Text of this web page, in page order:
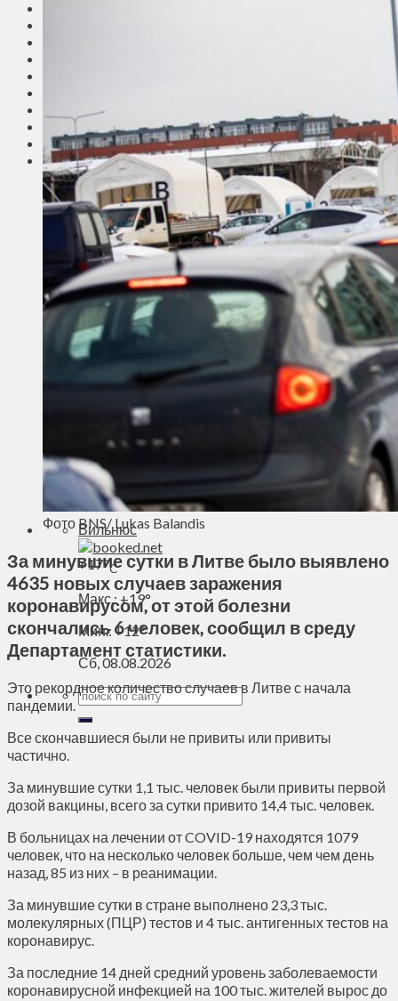
Сейм Литвы
Культура
Больше
Фоторепортаж
Туризм
ЛК рекомендует
Сеньорам
Образование
Здравоохранение
Экология
Происшествия
Приграничье
Деньги
Визиты
Выборы
Агроновости
Едим дома
Ищу семью
Духовное пространство
Спорт
Технологии
Энергетика
Вильнюс
+17°C
Макс.:+19°
Мин.: +12°
Сб, 08.08.2026
Фото BNS/ Lukas Balandis
За минувшие сутки в Литве было выявлено
4635 новых случаев заражения
коронавирусом, от этой болезни
скончались 6 человек, сообщил в среду
Департамент статистики.
Это рекордное количество случаев в Литве с начала
пандемии.
Все скончавшиеся были не привиты или привиты
частично.
За минувшие сутки 1,1 тыс. человек были привиты первой
дозой вакцины, всего за сутки привито 14,4 тыс. человек.
В больницах на лечении от COVID-19 находятся 1079
человек, что на несколько человек больше, чем чем день
назад, 85 из них – в реанимации.
За минувшие сутки в стране выполнено 23,3 тыс.
молекулярных (ПЦР) тестов и 4 тыс. антигенных тестов на
коронавирус.
За последние 14 дней средний уровень заболеваемости
коронавирусной инфекцией на 100 тыс. жителей вырос до